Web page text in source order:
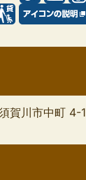
賀川市中町 4-1